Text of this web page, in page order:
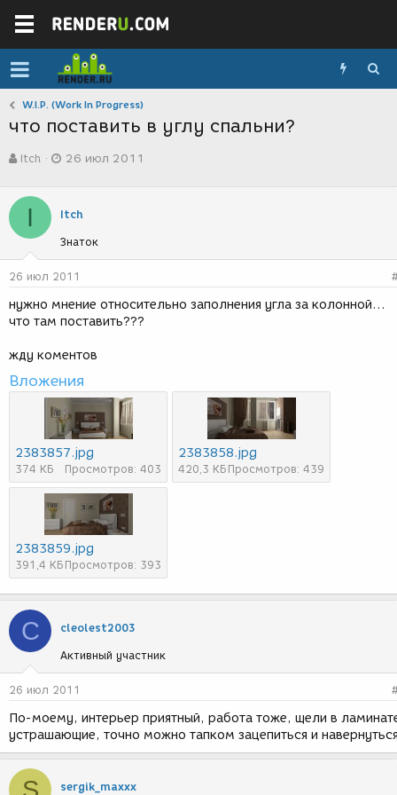
W.I.P. (Work In Progress)
что поставить в углу спальни?
в
о
е
м
ы
Itch
а
с
з
д
а
и
я
26 июл 2011
I Itch
Знаток
26 июл 2011
нужно мнение относительно заполнения угла за колонной...
что там поставить???
жду коментов
Вложения
2383857.jpg
374 КБ Просмотров: 403
2383858.jpg
420,3 КБ Просмотров: 439
2383859.jpg
391,4 КБ Просмотров: 393
C cleolest2003
Активный участник
26 июл 2011
По-моему, интерьер приятный, работа тоже, щели в
устрашающие, точно можно тапком зацепиться и
sergik_maxxx